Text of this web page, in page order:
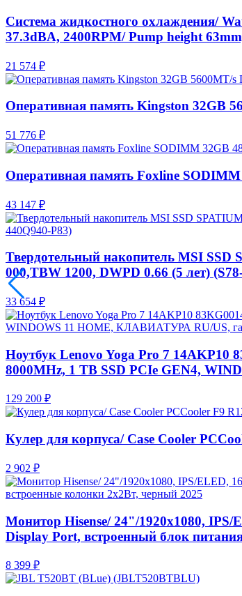
Система жидкостного охлаждения/
37.3dBA, 2400RPM/ Pump height
21 574 ₽
Оперативная память Kingston 32GB
51 776 ₽
Оперативная память Foxline
43 147 ₽
Твердотельный накопитель MSI SSD
000,TBW 1200, DWPD 0.66 (5 лет)
33 654 ₽
Ноутбук Lenovo Yoga Pro 7 14AKP10
8000MHz, 1 TB SSD PCIe GEN4,
129 200 ₽
Кулер для корпуса/ Case Cooler
2 902 ₽
Монитор Hisense/ 24"/1920x1080,
Display Port, встроенный блок
8 399 ₽